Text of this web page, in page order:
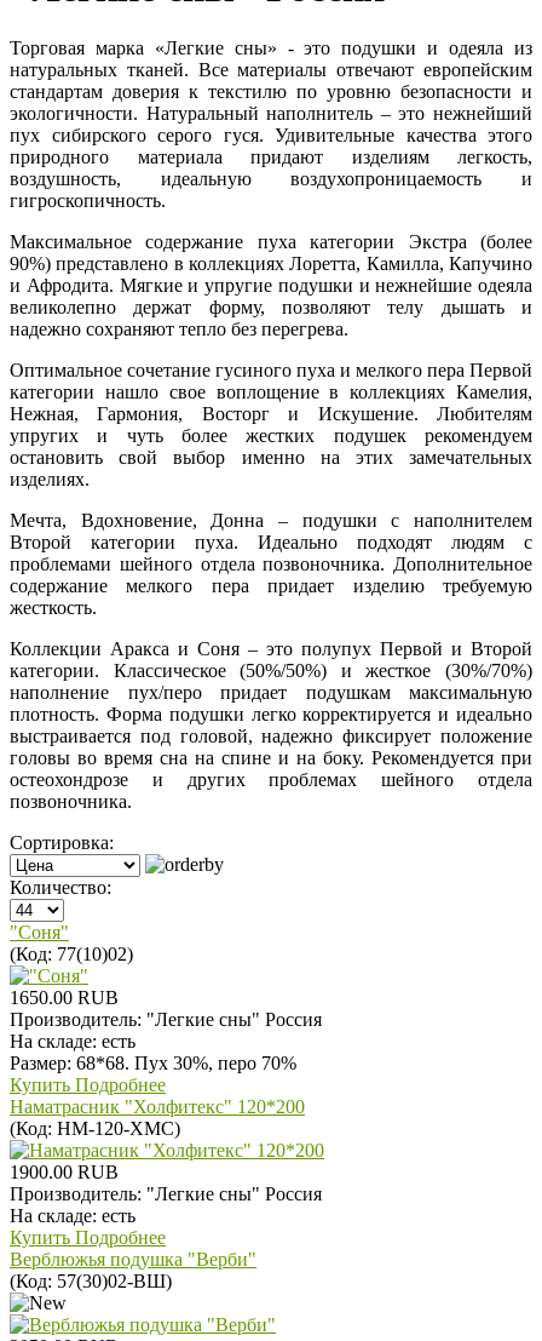
Торговая марка «Легкие сны» - это подушки и одеяла из
натуральных тканей. Все материалы отвечают европейским
стандартам доверия к текстилю по уровню безопасности и
экологичности. Натуральный наполнитель – это нежнейший
пух сибирского серого гуся. Удивительные качества этого
природного материала придают изделиям легкость,
воздушность, идеальную воздухопроницаемость и
гигроскопичность.
Максимальное содержание пуха категории Экстра (более
90%) представлено в коллекциях Лоретта, Камилла, Капучино
и Афродита. Мягкие и упругие подушки и нежнейшие одеяла
великолепно держат форму, позволяют телу дышать и
надежно сохраняют тепло без перегрева.
Оптимальное сочетание гусиного пуха и мелкого пера Первой
категории нашло свое воплощение в коллекциях Камелия,
Нежная, Гармония, Восторг и Искушение. Любителям
упругих и чуть более жестких подушек рекомендуем
остановить свой выбор именно на этих замечательных
изделиях.
Мечта, Вдохновение, Донна – подушки с наполнителем
Второй категории пуха. Идеально подходят людям с
проблемами шейного отдела позвоночника. Дополнительное
содержание мелкого пера придает изделию требуемую
жесткость.
Коллекции Аракса и Соня – это полупух Первой и Второй
категории. Классическое (50%/50%) и жесткое (30%/70%)
наполнение пух/перо придает подушкам максимальную
плотность. Форма подушки легко корректируется и идеально
выстраивается под головой, надежно фиксирует положение
головы во время сна на спине и на боку. Рекомендуется при
остеохондрозе и других проблемах шейного отдела
позвоночника.
Сортировка:
Количество:
"Соня"
(Код: 77(10)02)
1650.00 RUB
Производитель: "Легкие сны" Россия
На складе: есть
Размер: 68*68. Пух 30%, перо 70%
Купить Подробнее
Наматрасник "Холфитекс" 120*200
(Код: НМ-120-ХМС)
1900.00 RUB
Производитель: "Легкие сны" Россия
На складе: есть
Купить Подробнее
Верблюжья подушка "Верби"
(Код: 57(30)02-ВШ)